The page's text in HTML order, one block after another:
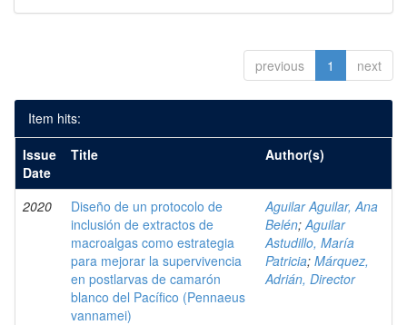
previous 1 next
Item hits:
Issue
Date
Title Author(s)
2020
Diseño de un protocolo de
inclusión de extractos de
macroalgas como estrategia
para mejorar la supervivencia
en postlarvas de camarón
blanco del Pacífico (Pennaeus
vannamei)
Aguilar Aguilar, Ana
Belén;Aguilar
Astudillo, María
Patricia; Márquez,
Adrián, Director